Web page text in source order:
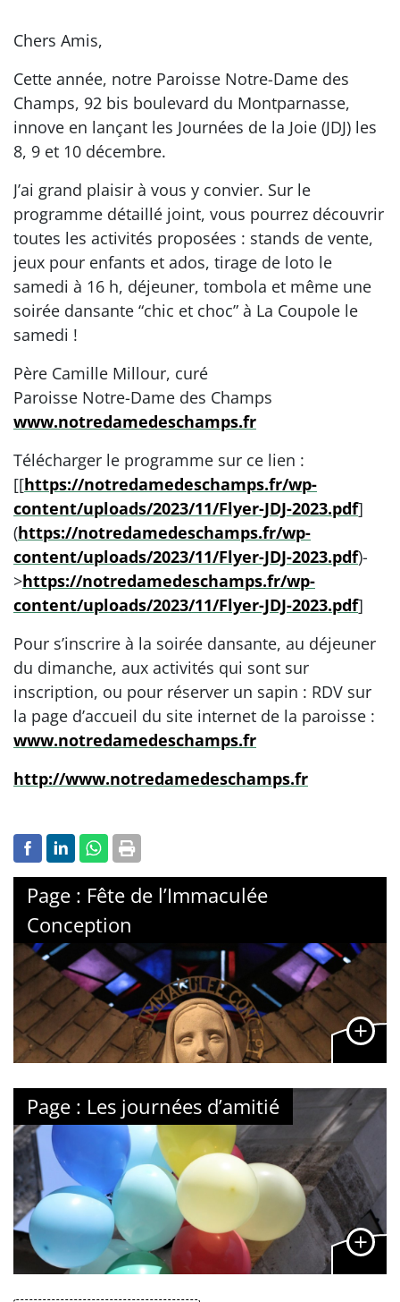
Chers Amis,
Cette année, notre Paroisse Notre-Dame des
Champs, 92 bis boulevard du Montparnasse,
innove en lançant les Journées de la Joie (JDJ) les
8, 9 et 10 décembre.
J’ai grand plaisir à vous y convier. Sur le
programme détaillé joint, vous pourrez découvrir
toutes les activités proposées : stands de vente,
jeux pour enfants et ados, tirage de loto le
samedi à 16 h, déjeuner, tombola et même une
soirée dansante “chic et choc” à La Coupole le
samedi !
Père Camille Millour, curé
Paroisse Notre-Dame des Champs
www.notredamedeschamps.fr
Télécharger le programme sur ce lien :
[[https://notredamedeschamps.fr/wp-
content/uploads/2023/11/Flyer-JDJ-2023.pdf]
(https://notredamedeschamps.fr/wp-
content/uploads/2023/11/Flyer-JDJ-2023.pdf)-
>https://notredamedeschamps.fr/wp-
content/uploads/2023/11/Flyer-JDJ-2023.pdf]
Pour s’inscrire à la soirée dansante, au déjeuner
du dimanche, aux activités qui sont sur
inscription, ou pour réserver un sapin : RDV sur
la page d’accueil du site internet de la paroisse :
www.notredamedeschamps.fr
http://www.notredamedeschamps.fr
Page : Fête de l’Immaculée
Conception
Page : Les journées d’amitié